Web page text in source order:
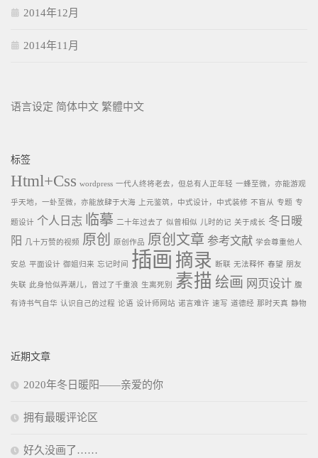
2014年12月
2014年11月
语言设定 简体中文 繁體中文
标签
Html+Css wordpress 一代人终将老去，但总有人正年轻 一蜂至微，亦能游观
乎天地，一虲至微，亦能放肆于大海 上元鉴筑，中式设计，中式装修 不盲从 专题 专
题设计 个人日志 临摹 二十年过去了 似曾相似 儿时的记 关于成长 冬日暖
阳
几十万赞的视频 原创 原创作品 原创文章 参考文献 学会尊重他人
安总 平面设计 御姐归来 忘记时间 插画 摘录 断联 无法释怀 春望 朋友
失联 此身恰似弄潮儿，曾过了千重浪 生离死别 素描 绘画 网页设计 腹
有诗书气自华 认识自己的过程 论语 设计师网站 诺言难许 速写 道德经 那时天真 静物
近期文章
2020年冬日暖阳——亲爱的你
拥有最暖评论区
好久没画了……